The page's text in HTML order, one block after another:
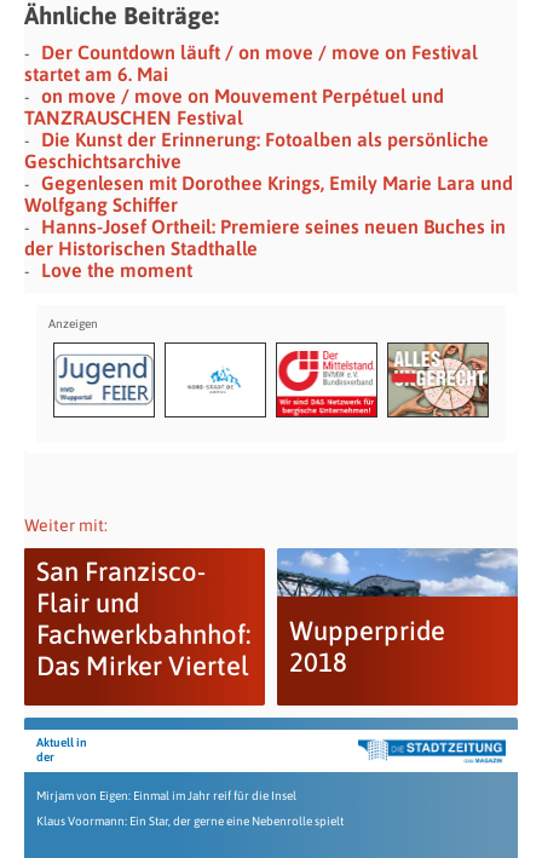
Ähnliche Beiträge:
Der Countdown läuft / on move / move on Festival
startet am 6. Mai
on move / move on Mouvement Perpétuel und
TANZRAUSCHEN Festival
Die Kunst der Erinnerung: Fotoalben als persönliche
Geschichtsarchive
Gegenlesen mit Dorothee Krings, Emily Marie Lara und
Wolfgang Schiffer
Hanns-Josef Ortheil: Premiere seines neuen Buches in
der Historischen Stadthalle
Love the moment
Weiter mit:
San Franzisco-
Flair und
Fachwerkbahnhof:
Das Mirker Viertel
Wupperpride
2018
Aktuell in
der
Mirjam von Eigen: Einmal im Jahr reif für die Insel
Klaus Voormann: Ein Star, der gerne eine Nebenrolle spielt